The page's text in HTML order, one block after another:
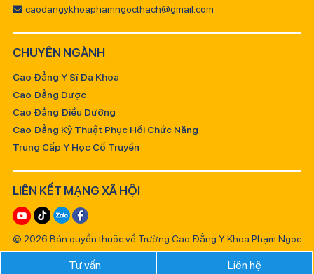
caodangykhoaphamngocthach@gmail.com
CHUYÊN NGÀNH
Cao Đẳng Y Sĩ Đa Khoa
Cao Đẳng Dược
Cao Đẳng Điều Dưỡng
Cao Đẳng Kỹ Thuật Phục Hồi Chức Năng
Trung Cấp Y Học Cổ Truyền
LIÊN KẾT MẠNG XÃ HỘI
© 2026 Bản quyền thuộc về Trường Cao Đẳng Y Khoa Phạm Ngọc
Tư vấn Liên hệ